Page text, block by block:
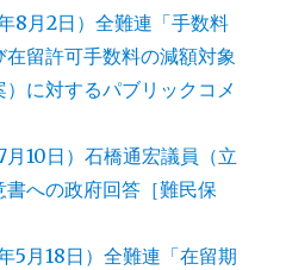
8月2日）全難連「手数料
留許可手数料の減額対象
に対するパブリックコメ
10日）石橋通宏議員（立
への政府回答［難民保
5月18日）全難連「在留期